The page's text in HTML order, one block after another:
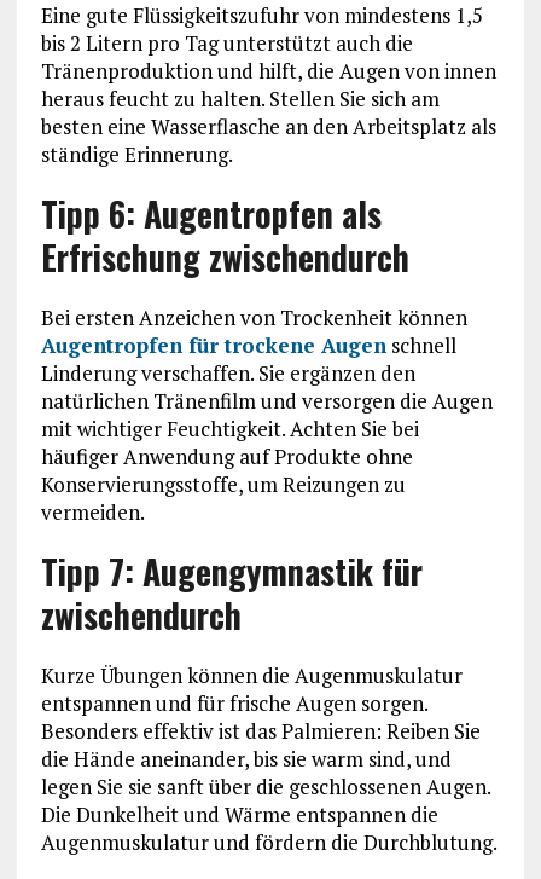
Eine gute Flüssigkeitszufuhr von mindestens 1,5
bis 2 Litern pro Tag unterstützt auch die
Tränenproduktion und hilft, die Augen von innen
heraus feucht zu halten. Stellen Sie sich am
besten eine Wasserflasche an den Arbeitsplatz als
ständige Erinnerung.
Tipp 6: Augentropfen als
Erfrischung zwischendurch
Bei ersten Anzeichen von Trockenheit können
Augentropfen für trockene Augenschnell
Linderung verschaffen. Sie ergänzen den
natürlichen Tränenfilm und versorgen die Augen
mit wichtiger Feuchtigkeit. Achten Sie bei
häufiger Anwendung auf Produkte ohne
Konservierungsstoffe, um Reizungen zu
vermeiden.
Tipp 7: Augengymnastik für
zwischendurch
Kurze Übungen können die Augenmuskulatur
entspannen und für frische Augen sorgen.
Besonders effektiv ist das Palmieren: Reiben Sie
die Hände aneinander, bis sie warm sind, und
legen Sie sie sanft über die geschlossenen Augen.
Die Dunkelheit und Wärme entspannen die
Augenmuskulatur und fördern die Durchblutung.